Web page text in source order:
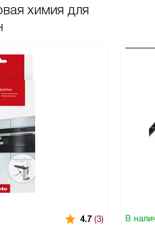
химия для
4.7 (3) В